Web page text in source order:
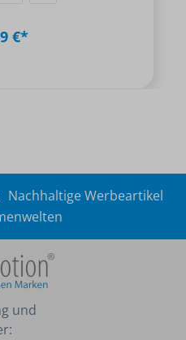
€*
Nachhaltige Werbeartikel
und